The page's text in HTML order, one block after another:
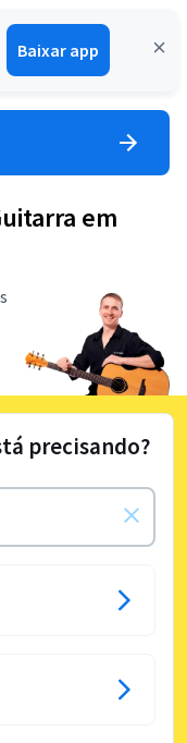
Baixar app
Entrar
em
precisando?